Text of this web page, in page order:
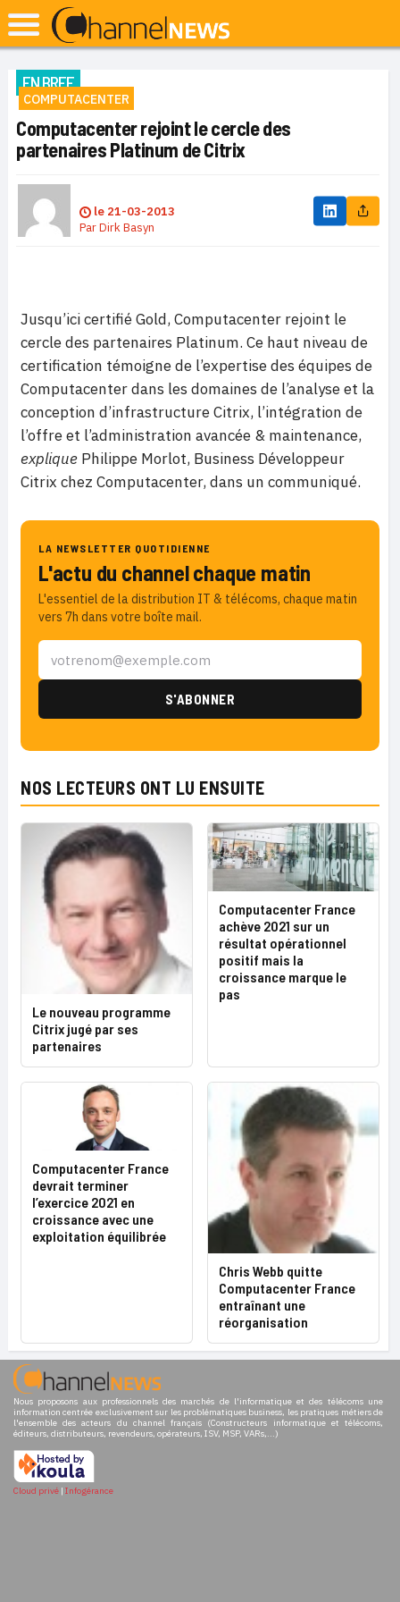
EN BREF
COMPUTACENTER
Computacenter rejoint le cercle des
partenaires Platinum de Citrix
le 21-03-2013
ParDirk Basyn
Jusqu’ici certifié Gold, Computacenter rejoint le
cercle des partenaires Platinum. Ce haut niveau de
certification témoigne de l’expertise des équipes de
Computacenter dans les domaines de l’analyse et la
conception d’infrastructure Citrix, l’intégration de
l’offre et l’administration avancée & maintenance,
explique Philippe Morlot, Business Développeur
Citrix chez Computacenter, dans un communiqué.
LA NEWSLETTER QUOTIDIENNE
L'actu du channel chaque matin
L'essentiel de la distribution IT & télécoms, chaque matin
vers 7h dans votre boîte mail.
NOS LECTEURS ONT LU ENSUITE
Le nouveau programme
Citrix jugé par ses
partenaires
Computacenter France
achève 2021 sur un
résultat opérationnel
positif mais la
croissance marque le
pas
Computacenter France
devrait terminer
l’exercice 2021 en
croissance avec une
exploitation équilibrée
Chris Webb quitte
Computacenter France
entraînant une
réorganisation
Nous proposons aux professionnels des marchés de l'informatique et des télécoms une
information centrée exclusivement sur les problématiques business, les pratiques métiers de
l'ensemble des acteurs du channel français (Constructeurs informatique et télécoms,
éditeurs, distributeurs, revendeurs, opérateurs, ISV, MSP, VARs,...)
Cloud privé | Infogérance